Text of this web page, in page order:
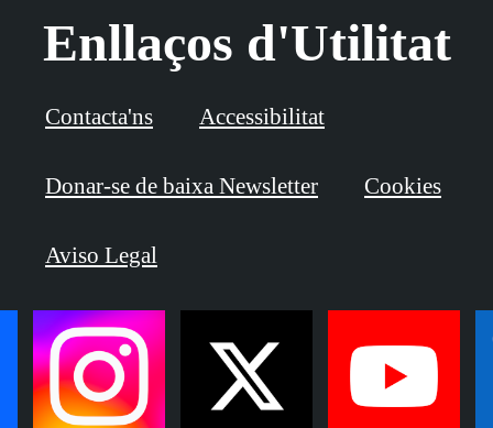
Enllaços d'Utilitat
Contacta'ns Accessibilitat
Donar-se de baixa Newsletter Cookies
Aviso Legal